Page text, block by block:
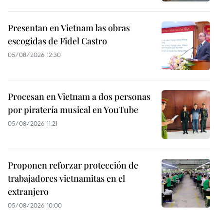
Presentan en Vietnam las obras
escogidas de Fidel Castro
05/08/2026 12:30
Procesan en Vietnam a dos personas
por piratería musical en YouTube
05/08/2026 11:21
Proponen reforzar protección de
trabajadores vietnamitas en el
extranjero
05/08/2026 10:00